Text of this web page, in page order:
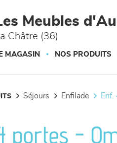
Meubles
Châtre (36)
MAGASIN NOS PRODUITS
séjours enfilade
portes -